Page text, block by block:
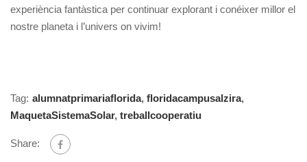
experiència fantàstica per continuar explorant i conéixer millor el
nostre planeta i l’univers on vivim!
Tag: alumnatprimariaflorida, floridacampusalzira,
MaquetaSistemaSolar, treballcooperatiu
Share: